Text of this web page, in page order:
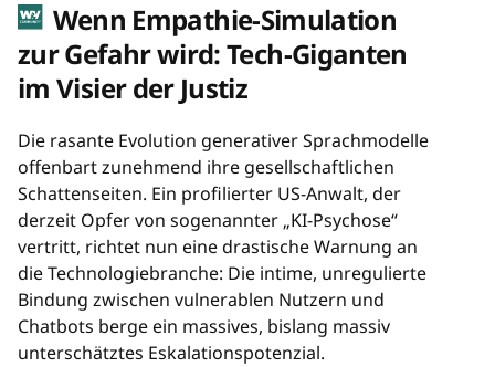
Wenn Empathie-Simulation
zur Gefahr wird: Tech-Giganten
im Visier der Justiz
Die rasante Evolution generativer Sprachmodelle
offenbart zunehmend ihre gesellschaftlichen
Schattenseiten. Ein profilierter US-Anwalt, der
derzeit Opfer von sogenannter „KI-Psychose“
vertritt, richtet nun eine drastische Warnung an
die Technologiebranche: Die intime, unregulierte
Bindung zwischen vulnerablen Nutzern und
Chatbots berge ein massives, bislang massiv
unterschätztes Eskalationspotenzial.